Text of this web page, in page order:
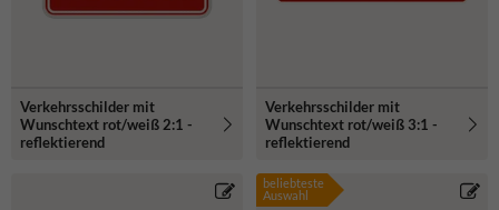
Verkehrsschilder mit
Wunschtext rot/weiß 2:1 -
reflektierend
Verkehrsschilder mit
Wunschtext rot/weiß 3:1 -
reflektierend
beliebteste
Auswahl